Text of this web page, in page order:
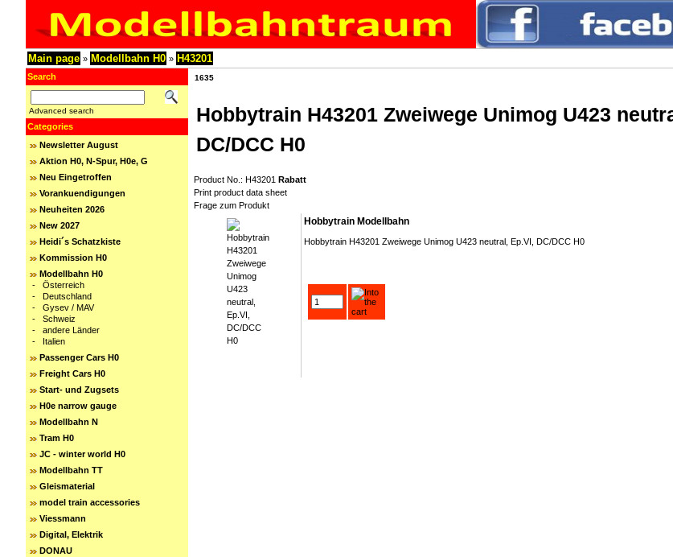
Main page » Modellbahn H0 » H43201
Search
Advanced search
Categories
Newsletter August
Aktion H0, N-Spur, H0e, G
Neu Eingetroffen
Vorankuendigungen
Neuheiten 2026
New 2027
Heidi´s Schatzkiste
Kommission H0
Modellbahn H0
- Österreich
- Deutschland
- Gysev / MAV
- Schweiz
- andere Länder
- Italien
Passenger Cars H0
Freight Cars H0
Start- und Zugsets
H0e narrow gauge
Modellbahn N
Tram H0
JC - winter world H0
Modellbahn TT
Gleismaterial
model train accessories
Viessmann
Digital, Elektrik
DONAU
1635
Hobbytrain H43201 Zweiwege Unimog U423
DC/DCC H0
Product No.: H43201 Rabatt
Print product data sheet
Frage zum Produkt
Hobbytrain Modellbahn
Hobbytrain H43201 Zweiwege Unimog U423 neutral, Ep.VI, DC/DCC H0